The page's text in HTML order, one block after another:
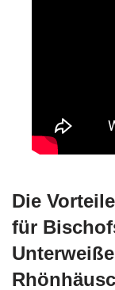
Die
für